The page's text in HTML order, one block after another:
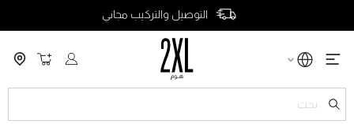
التوصيل والتركيب مجاني
سلة